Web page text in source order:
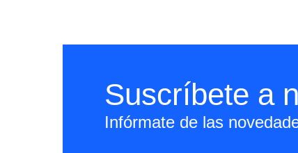
Suscríbete a
Infórmate de las